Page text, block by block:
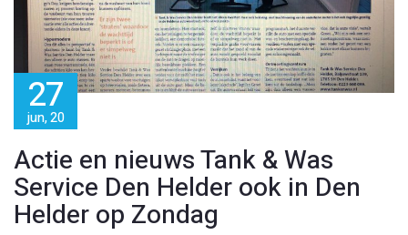
27
jun, 20
Actie en nieuws Tank & Was
Service Den Helder ook in Den
Helder op Zondag